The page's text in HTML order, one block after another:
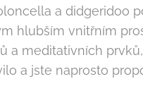
a didgeridoo
hlubším vnitřním
a meditativních
a jste naprosto